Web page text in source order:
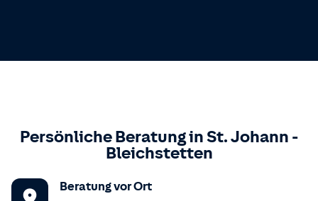
Persönliche Beratung inSt. Johann -
Bleichstetten
Beratung vor Ort